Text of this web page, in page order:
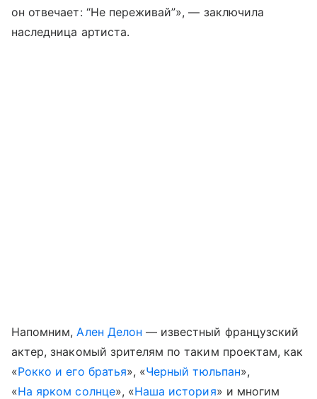
он отвечает: “Не переживай”», — заключила
наследница артиста.
Напомним,Ален Делон — известный французский
актер, знакомый зрителям по таким проектам, как
«Рокко и его братья», «Черный тюльпан»,
«На ярком солнце», «Наша история» и многим